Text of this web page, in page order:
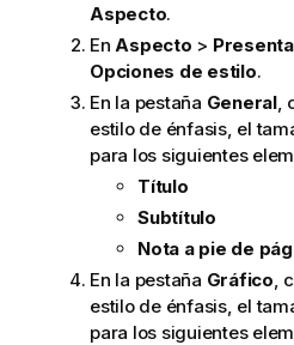
Aspecto.
EnAspecto >
Opciones de estilo.
En la pestaña General,
estilo de énfasis, el
para los siguientes
Título
Subtítulo
Nota a pie de
En la pestaña Gráfico,
estilo de énfasis, el
para los siguientes